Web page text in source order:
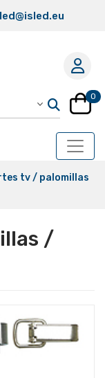
0
tv / palomillas
/